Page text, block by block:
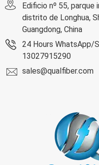
Edificio nº 55, parque
distrito de Longhua,
Guangdong, China
24 Hours WhatsApp/
13027915290
sales@qualfiber.com